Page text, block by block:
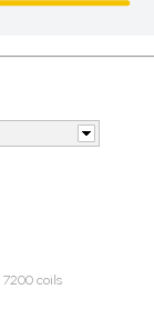
7200 coils